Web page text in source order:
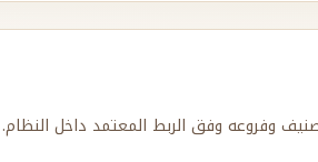
وفروعه وفق الربط المعتمد داخل النظام.